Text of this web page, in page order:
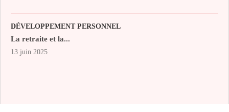
DÉVELOPPEMENT PERSONNEL
La retraite et la...
13 juin 2025